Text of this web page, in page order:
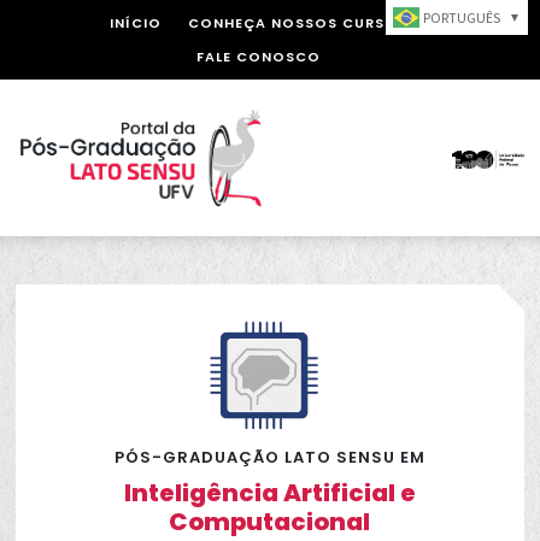
PORTUGUÊS ▼
INÍCIO
CONHEÇA NOSSOS CURSOS
FALE CONOSCO
PÓS-GRADUAÇÃO LATO SENSU EM
Inteligência Artificial e
Computacional